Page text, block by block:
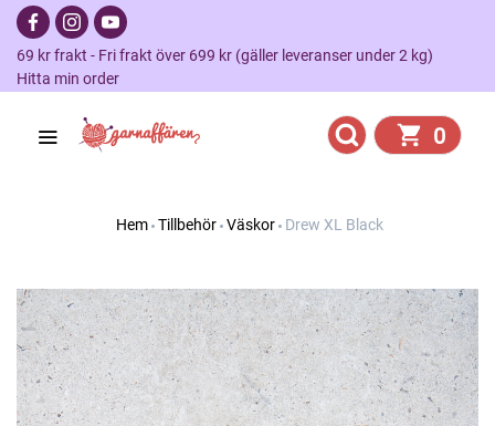
69 kr frakt - Fri frakt över 699 kr (gäller leveranser under 2 kg)
Hitta min order
0
Hem Tillbehör Väskor Drew XL Black